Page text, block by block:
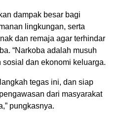
dampak besar bagi
lingkungan, serta
dan remaja agar terhindar
“Narkoba adalah musuh
sosial dan ekonomi keluarga.
tegas ini, dan siap
dari masyarakat
pungkasnya.